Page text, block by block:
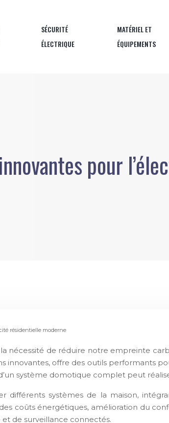
SÉCURITÉ
ÉLECTRIQUE
MATÉRIEL ET
ÉQUIPEMENTS
pour
résidentielle moderne
nécessité de réduire notre empreinte
innovantes, offre des outils performants
système domotique complet peut
différents systèmes de la maison,
coûts énergétiques, amélioration du
de surveillance connectés.